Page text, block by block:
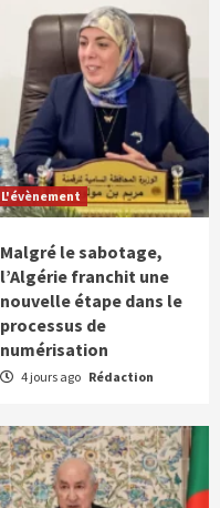
L'évènement
Malgré le sabotage,
l’Algérie franchit une
nouvelle étape dans le
processus de
numérisation
4 jours ago Rédaction